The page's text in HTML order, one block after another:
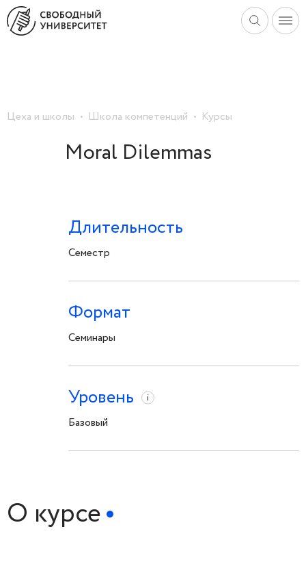
Цеха и школы Школа компетенций Курсы
Moral Dilemmas
Длительность
Семестр
Формат
Семинары
Уровень i
Базовый
О курсе